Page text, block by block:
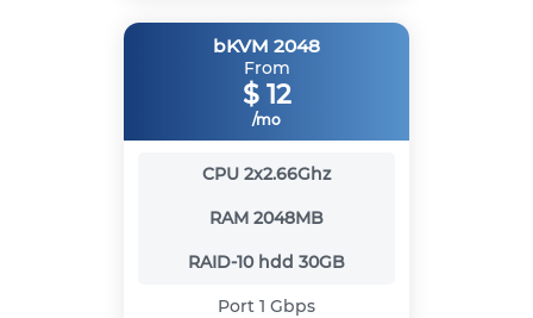
bKVM 2048
From
$ 12
/mo
CPU 2x2.66Ghz
RAM 2048MB
RAID-10 hdd 30GB
Port 1 Gbps